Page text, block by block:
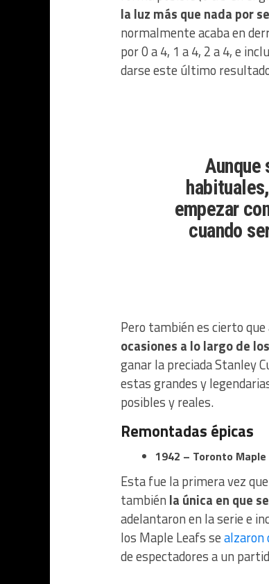
la luz más que nada por
normalmente acaba en
por 0 a 4, 1 a 4, 2 a 4, e
darse este último
Aunque
empezar
cuando
Pero también es cierto
ocasiones a lo largo de
ganar la preciada Stanley
estas grandes y
posibles y reales.
Remontadas épicas
1942 – Toronto
Esta fue la primera vez
también la única en que
adelantaron en la serie e
los Maple Leafs sealzaron
de espectadores a un